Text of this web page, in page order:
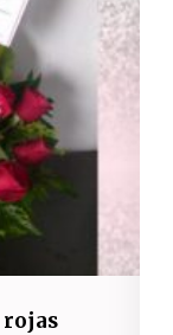
rojas